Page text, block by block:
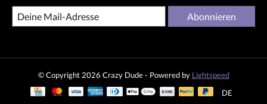
Abonnieren
© Copyright 2026 Crazy Dude - Powered by Lightspeed
DE